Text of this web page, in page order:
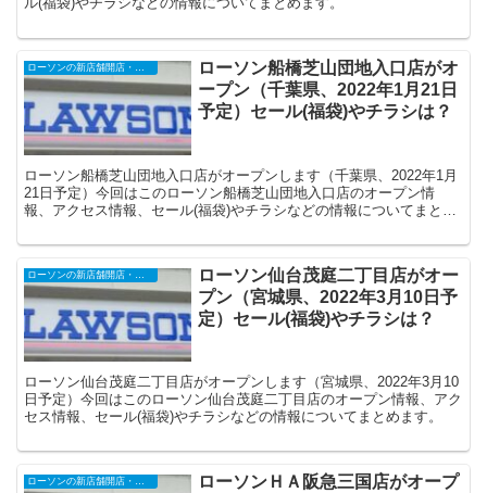
ローソンの新店舗開店・オープンセール
ローソン船橋芝山団地入口店がオ
ープン（千葉県、2022年1月21日
予定）セール(福袋)やチラシは？
ローソン船橋芝山団地入口店がオープンします（千葉県、2022年1月
21日予定）今回はこのローソン船橋芝山団地入口店のオープン情
報、アクセス情報、セール(福袋)やチラシなどの情報についてまとめ
ローソン仙台茂庭二丁目店がオー
プン（宮城県、2022年3月10日予
定）セール(福袋)やチラシは？
ローソン仙台茂庭二丁目店がオープンします（宮城県、2022年3月10
日予定）今回はこのローソン仙台茂庭二丁目店のオープン情報、アク
セス情報、セール(福袋)やチラシなどの情報についてまとめます。
ローソンの新店舗開店・オープンセール
ローソンＨＡ阪急三国店がオープ